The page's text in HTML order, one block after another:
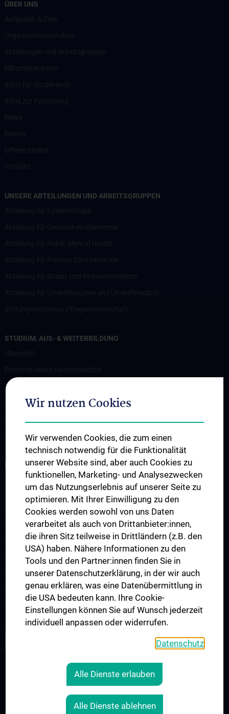
ÜBER UNS
UNSERE ABTEILUNGEN UND ARBEITSGRUPPEN
STUDIUM, AUS- & WEITERBILDUNG
Universitätslehrgänge
Doktoratsprogramm - Public Health
KPJ Public Health
FORSCHUNG
Übersicht
Studienteilnahme „Social Media Inhalte und psychisches
Wohlbefinden“
Studienteilnahme „Krisendarstellungen in Filmen“
Studienteilnahme POTS
Studienteilnahme S2H - Amber Study
Studienteilnahme INFUSE
Studienteilnahme CO-CAPTAIN
Studienteilnahme COPLANT
COOKIE-EINSTELLUNGEN
Wir nutzen Cookies
Wir verwenden Cookies, die zum einen
technisch notwendig für die Funktionalität
unserer Website sind, aber auch Cookies zu
funktionellen, Marketing- und Analysezwecken
um das Nutzungserlebnis auf unserer Seite zu
optimieren. Mit Ihrer Einwilligung zu den
Cookies werden sowohl von uns Daten
verarbeitet als auch von Drittanbieter:innen,
die ihren Sitz teilweise in Drittländern (z.B. den
USA) haben. Nähere Informationen zu den
Tools und den Partner:innen finden Sie in
unserer Datenschutzerklärung, in der wir auch
genau erklären, was eine Datenübermittlung in
die USA bedeuten kann. Ihre Cookie-
Einstellungen können Sie auf Wunsch jederzeit
individuell anpassen oder widerrufen.
Datenschutz
Alle Dienste erlauben
Alle Dienste ablehnen